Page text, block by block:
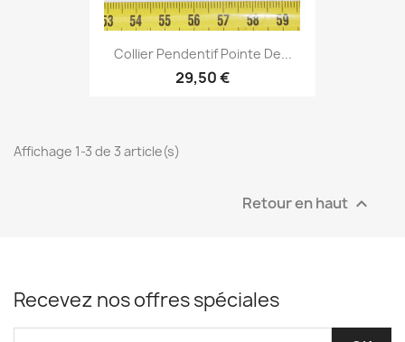
Collier Pendentif Pointe De...
29,50 €
Affichage 1-3 de 3 article(s)
Retour en haut 
Recevez nos offres spéciales